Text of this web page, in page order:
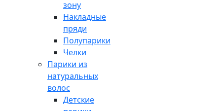
зону
Накладные
пряди
Полупарики
Челки
Парики из
натуральных
волос
Детские